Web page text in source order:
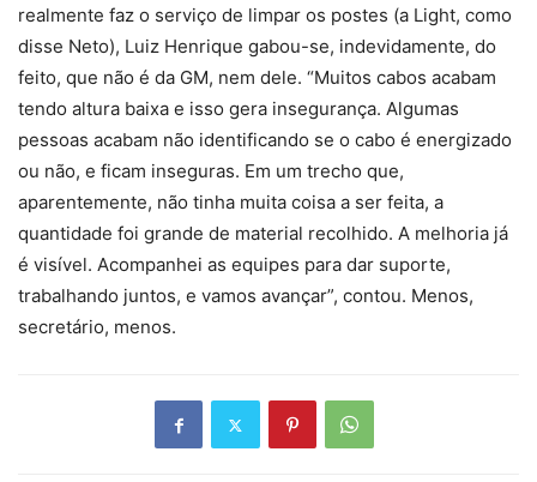
realmente faz o serviço de limpar os postes (a Light, como
disse Neto), Luiz Henrique gabou-se, indevidamente, do
feito, que não é da GM, nem dele. “Muitos cabos acabam
tendo altura baixa e isso gera insegurança. Algumas
pessoas acabam não identificando se o cabo é energizado
ou não, e ficam inseguras. Em um trecho que,
aparentemente, não tinha muita coisa a ser feita, a
quantidade foi grande de material recolhido. A melhoria já
é visível. Acompanhei as equipes para dar suporte,
trabalhando juntos, e vamos avançar”, contou. Menos,
secretário, menos.